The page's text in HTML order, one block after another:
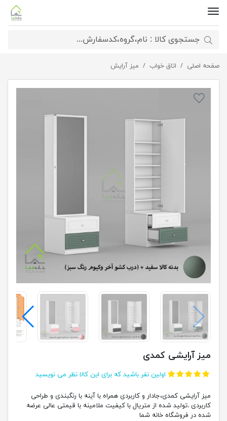
صفحه اصلی اتاق خواب میز آرایش میز آرایشی کمدی
میز آرایشی کمدی
اولین نفر باشید که برای این کالا نظر می نویسید
میز آرایشی کمدی،جادار و کاربردی همراه با آینه با رنگبندی و طراحی
کاربردی .تولید شده از متریال با کیفیت ملامینه با قیمتی عالی عرضه
شده در فروشگاه خانه شما